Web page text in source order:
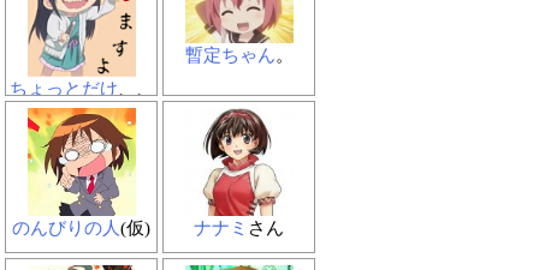
ちょっとだけ、、
なのダッ！
暫定ちゃん。
のんびりの人(仮) ナナミ さん